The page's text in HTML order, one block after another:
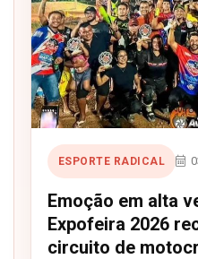
ESPORTE RADICAL
Emoção em alta
Expofeira 2026
circuito de